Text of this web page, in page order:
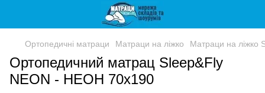
Ортопедичні матраци Матраци на ліжко Матраци на ліжко
Ортопедичний матрац Sleep&Fly
NEON - НЕОН 70x190